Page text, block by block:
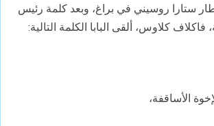
ستارا روسيني في براغ، وبعد كلمة رئيس
فاكلاف كلاوس، ألقى البابا الكلمة التالية:
الأساقفة،